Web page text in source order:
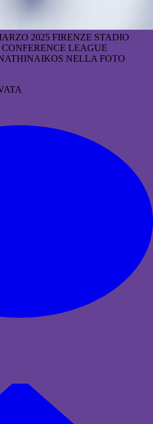
2025 FIRENZE STADIO
LEAGUE
NELLA FOTO